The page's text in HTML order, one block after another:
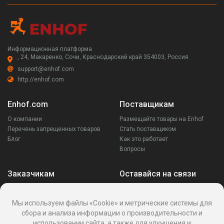
Информационная платформа
, 24, Макаренко, Сочи, Краснодарский край 354003, Россия
support@enhof.com
http://enhof.com
Enhof.com
О компании
Перечень запрещенных товаров
Блог
Поставщикам
Размещайте товары на Enhof
Стать поставщиком
Как это работает
Вопросы
Заказчикам
Ваши запросы
Написать поставщику
Оставайся на связи
Мы используем файлы «Cookie» и метрические системы для
сбора и анализа информации о производительности и